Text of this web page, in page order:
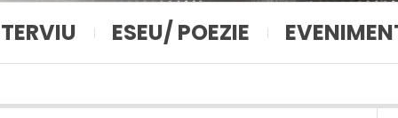
ESEU/ POEZIE